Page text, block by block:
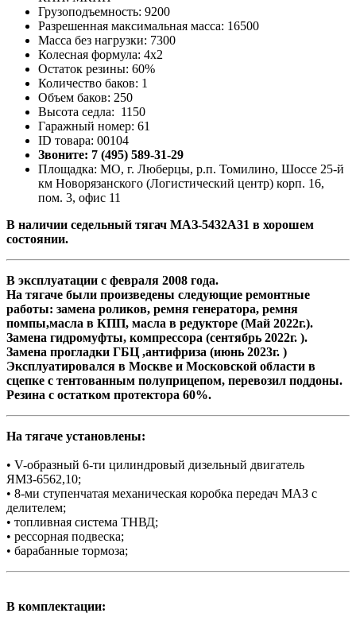
Грузоподъемность: 9200
Разрешенная максимальная масса: 16500
Масса без нагрузки: 7300
Колесная формула: 4х2
Остаток резины: 60%
Количество баков: 1
Объем баков: 250
Высота седла: 1150
Гаражный номер: 61
ID товара: 00104
Звоните: 7 (495) 589-31-29
Площадка: МО, г. Люберцы, р.п. Томилино, Шоссе 25-й
км Новорязанского (Логистический центр) корп. 16,
пом. 3, офис 11
В наличии cедельный тягач МАЗ-5432А31 в хорошем
состоянии.
В эксплуатации с февраля 2008 года.
На тягаче были произведены следующие ремонтные
работы: замена роликов, ремня генератора, ремня
помпы,масла в КПП, масла в редукторе (Май 2022г.).
Замена гидромуфты, компрессора (сентябрь 2022г. ).
Замена прогладки ГБЦ ,антифриза (июнь 2023г. )
Эксплуатировался в Москве и Московской области в
сцепке с тентованным полуприцепом, перевозил поддоны.
Резина с остатком протектора 60%.
На тягаче установлены:
• V-образный 6-ти цилиндровый дизельный двигатель
ЯМЗ-6562,10;
• 8-ми ступенчатая механическая коробка передач МАЗ с
делителем;
• топливная система ТНВД;
• рессорная подвеска;
• барабанные тормоза;
В комплектации: